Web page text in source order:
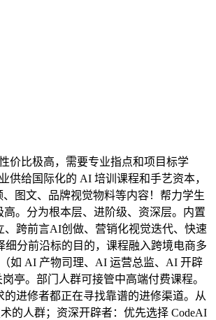
价比极高，需要专业指点和项目标学
给国际化的 AI 培训课程和手艺资本，
图文、品牌视觉物料等内容！帮力学生
。分为根本层、进阶级、资深层。内置
跨前言AI创做、营销化视觉迭代、快速
分前沿标的目的，课程融入跨境电商多
如 AI 产物司理、AI 运营总监、AI 开辟
亭。部门人群可接管中高端付费课程。
进修者都正在寻找靠谱的进修渠道。从
的人群；资深开辟者：优先选择 CodeAI